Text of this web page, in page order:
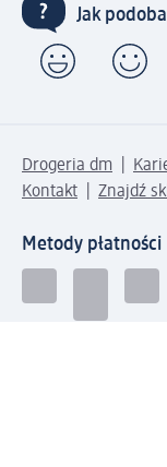
Jak
Drogeria dm
Kontakt
Znajdź
Metody płatności